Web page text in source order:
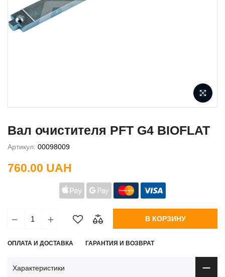
Вал очистителя PFT G4 BIOFLAT
Артикул: 00098009
760.00 UAH
В КОРЗИНУ
ОПЛАТА И ДОСТАВКА ГАРАНТИЯ И ВОЗВРАТ
Характеристики